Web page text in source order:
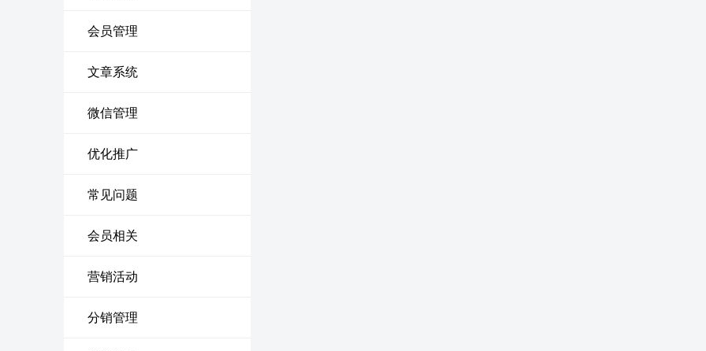
会员管理
文章系统
微信管理
优化推广
常见问题
会员相关
营销活动
分销管理